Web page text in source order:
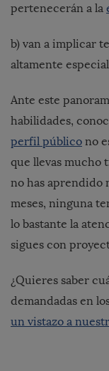
pertenecerán a la
b) van a implicar
altamente
Ante este
habilidades,
perfil público no
que llevas mucho
no has aprendido
meses, ninguna
lo bastante la
sigues con
¿Quieres saber
demandadas en
un vistazo a